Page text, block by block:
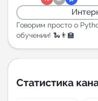
Горящие
Индекс
New
Аналитика MAX
Говорим просто о
обучении! 🐍👨‍🏫
Статистика